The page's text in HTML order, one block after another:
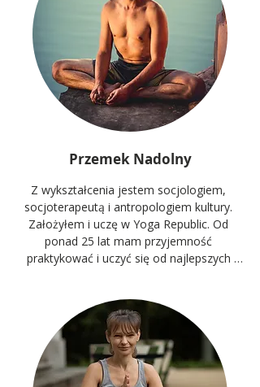
Przemek Nadolny
Z wykształcenia jestem socjologiem,
socjoterapeutą i antropologiem kultury.
Założyłem i uczę w Yoga Republic. Od
ponad 25 lat mam przyjemność
praktykować i uczyć się od najlepszych
Mysore w Indiach. Od tego czasu wracam
regularnie do Mysore gdzie spędziłem
niemal dwa lata, ucząc się i praktykując
pod okiem mojego nauczyciela. W 2012
roku otrzymałem pierwszy poziom